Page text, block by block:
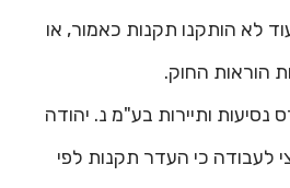
לא הותקנו תקנות כאמור, או
הוראות החוק.
3 פלתורס נסיעות ותיירות בע"מ נ. יהודה
לעבודה כי העדר תקנות לפי